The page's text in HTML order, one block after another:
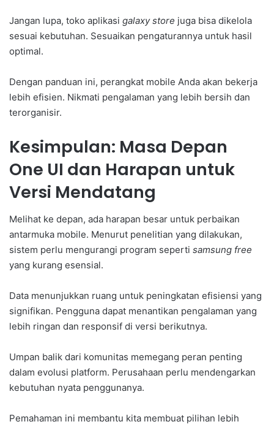
Jangan lupa, toko aplikasi galaxy store juga bisa dikelola
sesuai kebutuhan. Sesuaikan pengaturannya untuk hasil
optimal.
Dengan panduan ini, perangkat mobile Anda akan bekerja
lebih efisien. Nikmati pengalaman yang lebih bersih dan
terorganisir.
Kesimpulan: Masa Depan
One UI dan Harapan untuk
Versi Mendatang
Melihat ke depan, ada harapan besar untuk perbaikan
antarmuka mobile. Menurut penelitian yang dilakukan,
sistem perlu mengurangi program seperti samsung free
yang kurang esensial.
Data menunjukkan ruang untuk peningkatan efisiensi yang
signifikan. Pengguna dapat menantikan pengalaman yang
lebih ringan dan responsif di versi berikutnya.
Umpan balik dari komunitas memegang peran penting
dalam evolusi platform. Perusahaan perlu mendengarkan
kebutuhan nyata penggunanya.
Pemahaman ini membantu kita membuat pilihan lebih